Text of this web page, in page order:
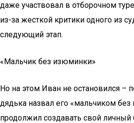
даже участвовал в отборочном
из-за жесткой критики одного из
следующий этап.
«Мальчик без изюминки»
Но на этом Иван не остановился –
дядька назвал его «мальчиком
продолжил создавать свой личный